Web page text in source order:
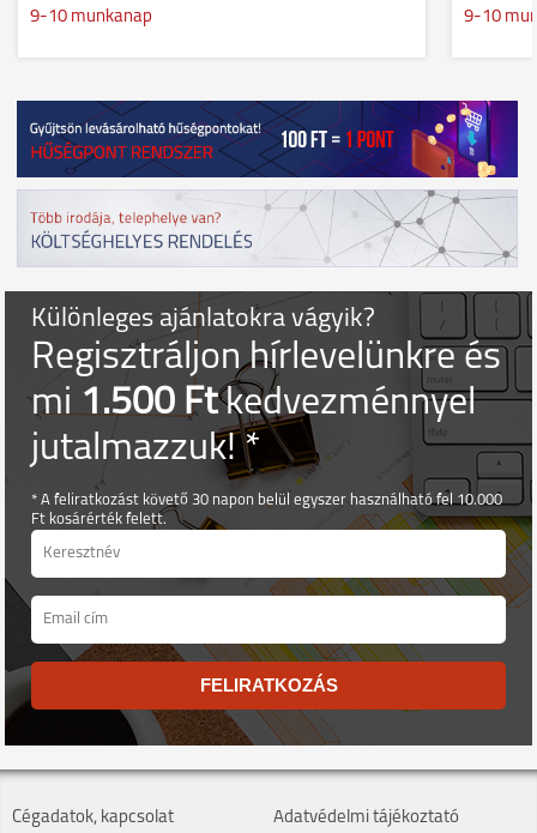
9-10 munkanap
9-10
Különleges ajánlatokra vágyik?
Regisztráljon hírlevelünkre és
mi1.500 Ftkedvezménnyel
jutalmazzuk! *
* A feliratkozást követő 30 napon belül egyszer használható fel 10.000
Ft kosárérték felett.
FELIRATKOZÁS
Cégadatok, kapcsolat
Adatvédelmi tájékoztató